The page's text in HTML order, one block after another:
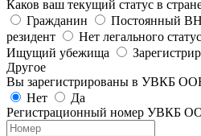
Каков ваш текущий статус в
Гражданин
Постоянный
резидент
Нет легального
Ищущий убежища
Другое
Вы зарегистрированы в УВКБ
Нет
Да
Регистрационный номер УВКБ